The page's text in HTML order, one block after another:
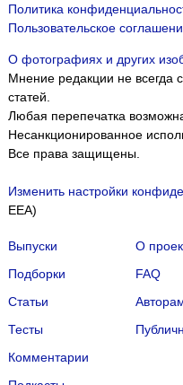
Политика
Пользовательское
О фотографиях и других
Мнение редакции не всегда
статей.
Любая перепечатка
Несанкционированное
Все права защищены.
Изменить настройки
EEA)
Выпуски
Подборки
Статьи
Тесты
Комментарии
О
FAQ